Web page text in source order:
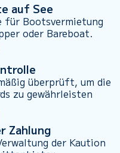
auf See
für Bootsvermietung
oder Bareboat.
überprüft, um die
zu gewährleisten
Zahlung
der Kaution